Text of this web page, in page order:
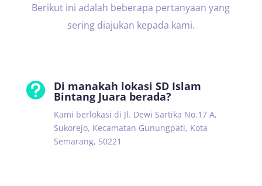
Berikut ini adalah beberapa pertanyaan yang
sering diajukan kepada kami.
 Di manakah lokasi SD Islam
Bintang Juara berada?
Kami berlokasi di Jl. Dewi Sartika No.17 A,
Sukorejo, Kecamatan Gunungpati, Kota
Semarang, 50221